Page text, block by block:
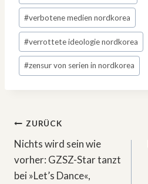
#verbotene medien nordkorea
#verrottete ideologie nordkorea
#zensur von serien in nordkorea
ZURÜCK
Nichts wird sein wie
vorher: GZSZ-Star tanzt
bei »Let’s Dance«,